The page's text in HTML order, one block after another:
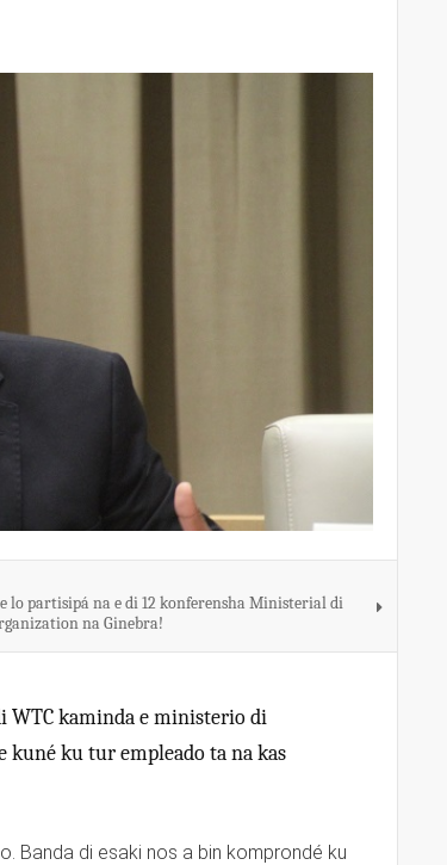
lo partisipá na e di 12 konferensha Ministerial di
na Ginebra!
WTC kaminda e ministerio di
kuné ku tur empleado ta na kas
Banda di esaki nos a bin komprondé ku